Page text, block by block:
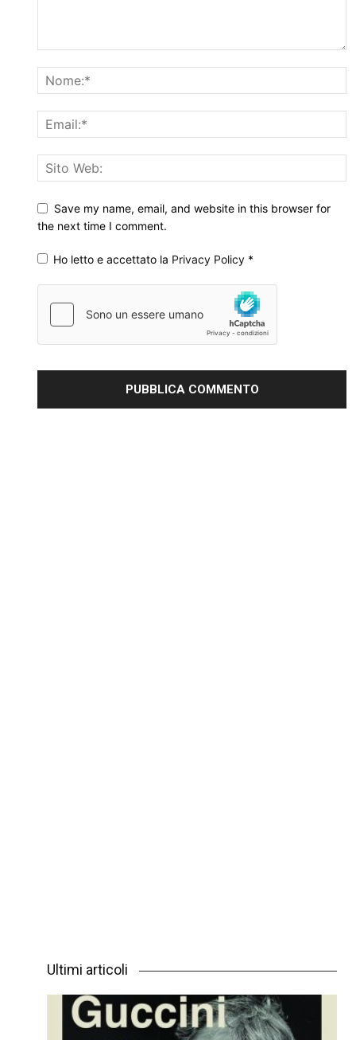
Save my name, email, and website in this browser for
the next time I comment.
Ho letto e accettato la Privacy Policy *
Ultimi articoli